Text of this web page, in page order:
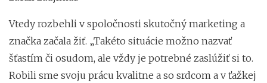
Vtedy rozbehli v spoločnosti skutočný marketing a
značka začala žiť. „Takéto situácie možno nazvať
šťastím či osudom, ale vždy je potrebné zaslúžiť si to.
Robili sme svoju prácu kvalitne a so srdcom a v ťažkej